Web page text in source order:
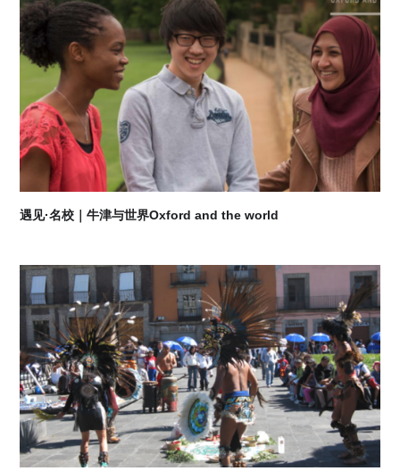
2026-08
遇见·名校｜牛津与世界Oxford and the world
07
2026-08